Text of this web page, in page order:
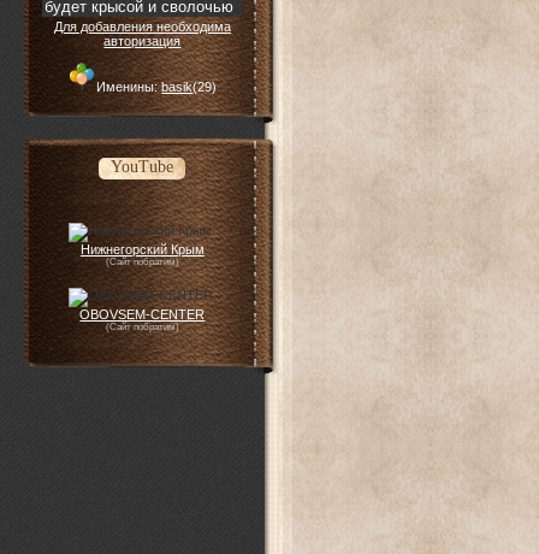
Для добавления необходима
авторизация
Именины:basik(29)
YouTube
Нижнегорский Крым
(Сайт побратим)
OBOVSEM-CENTER
(Сайт побратим)